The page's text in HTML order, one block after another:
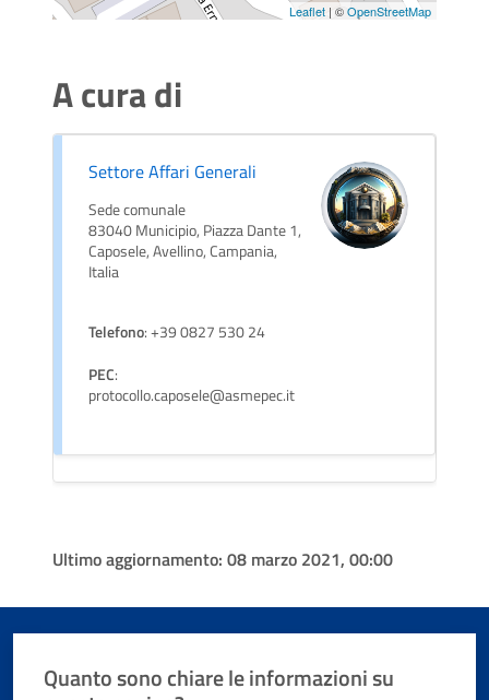
Leaflet | ©OpenStreetMap
A cura di
Settore Affari Generali
Sede comunale
83040 Municipio, Piazza Dante 1,
Caposele, Avellino, Campania,
Italia
Telefono: +39 0827 530 24
PEC:
protocollo.caposele@asmepec.it
Ultimo aggiornamento: 08 marzo 2021, 00:00
Quanto sono chiare le informazioni su